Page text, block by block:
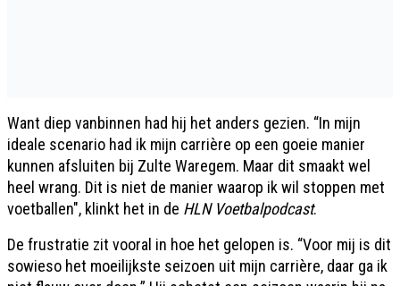
Want diep vanbinnen had hij het anders gezien. “In mijn
ideale scenario had ik mijn carrière op een goeie manier
kunnen afsluiten bij Zulte Waregem. Maar dit smaakt wel
heel wrang. Dit is niet de manier waarop ik wil stoppen met
voetballen", klinkt het in de HLN Voetbalpodcast.
De frustratie zit vooral in hoe het gelopen is. “Voor mij is dit
sowieso het moeilijkste seizoen uit mijn carrière, daar ga ik